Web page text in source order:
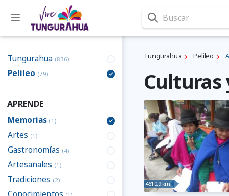
Buscar
Tungurahua (836)
Pelileo (79)
APRENDE
Memorias (1)
Artes (1)
Gastronomías (4)
Artesanales (1)
Tradiciones (2)
Tungurahua Pelileo
Culturas
4610,9 km